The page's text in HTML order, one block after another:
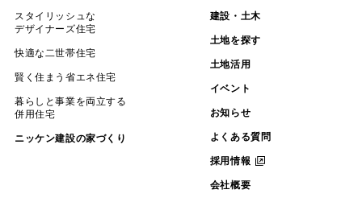
スタイリッシュな
デザイナーズ住宅
快適な二世帯住宅
賢く住まう省エネ住宅
暮らしと事業を両立する
併用住宅
ニッケン建設の家づくり
建設・土木
土地を探す
土地活用
イベント
お知らせ
よくある質問
採用情報
会社概要